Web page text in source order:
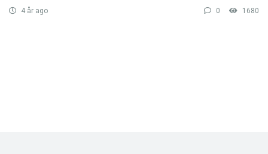
4 år ago 0 1680